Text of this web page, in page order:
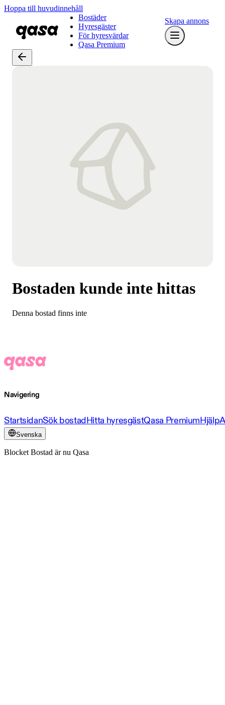
Hoppa till huvudinnehåll
Bostäder
Hyresgäster
För hyresvärdar
Qasa Premium
Skapa annons
Bostaden kunde inte hittas
Denna bostad finns inte
Navigering
StartsidanSök bostadHitta hyresgästQasa PremiumHjälp
Svenska
Blocket Bostad är nu Qasa